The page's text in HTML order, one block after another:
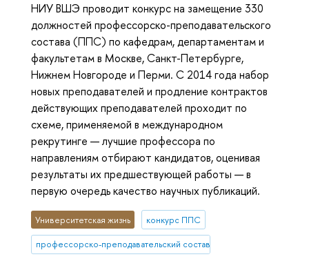
НИУ ВШЭ проводит конкурс на замещение 330
должностей профессорско-преподавательского
состава (ППС) по кафедрам, департаментам и
факультетам в Москве, Санкт-Петербурге,
Нижнем Новгороде и Перми. С 2014 года набор
новых преподавателей и продление контрактов
действующих преподавателей проходит по
схеме, применяемой в международном
рекрутинге — лучшие профессора по
направлениям отбирают кандидатов, оценивая
результаты их предшествующей работы — в
первую очередь качество научных публикаций.
Университетская жизнь конкурс ППС
профессорско-преподавательский состав